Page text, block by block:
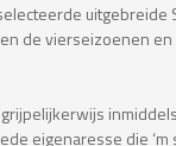
uitgebreide
de vierseizoenen
eigenaresse die